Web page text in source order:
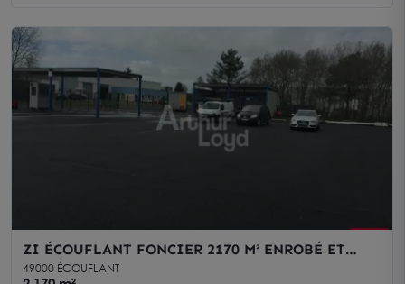
ZI ÉCOUFLANT FONCIER 2170 M² ENROBÉ ET
CLOS A LOUER
49000 ÉCOUFLANT